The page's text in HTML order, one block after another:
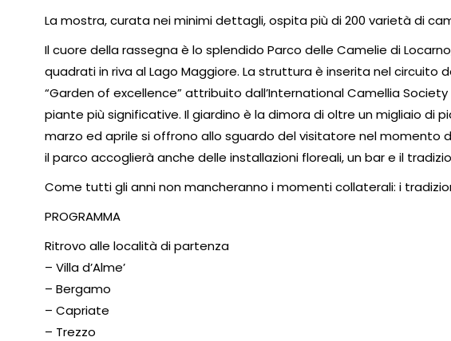
La mostra, curata nei minimi dettagli, ospita più di 200 varietà di
Il cuore della rassegna è lo splendido Parco delle Camelie di
quadrati in riva al Lago Maggiore. La struttura è inserita nel circuito
“Garden of excellence” attribuito dall’International Camellia
piante più significative. Il giardino è la dimora di oltre un migliaio
marzo ed aprile si offrono allo sguardo del visitatore nel momento
il parco accoglierà anche delle installazioni floreali, un bar e il
Come tutti gli anni non mancheranno i momenti collaterali: i
PROGRAMMA
Ritrovo alle località di partenza
– Villa d’Alme’
– Bergamo
– Capriate
– Trezzo